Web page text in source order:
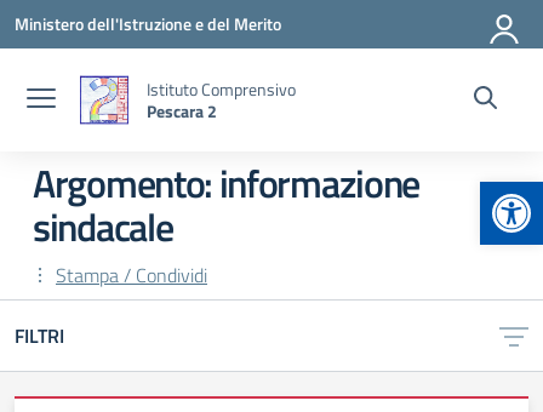
Vai ai contenuti
Vai al menu di navigazione
Vai al footer
Ministero dell'Istruzione e del Merito
Istituto Comprensivo
Pescara 2
Argomento: informazione
sindacale
Stampa / Condividi
FILTRI